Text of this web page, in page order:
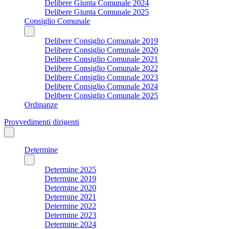
Delibere Giunta Comunale 2024
Delibere Giunta Comunale 2025
Consiglio Comunale
Delibere Consiglio Comunale 2019
Delibere Consiglio Comunale 2020
Delibere Consiglio Comunale 2021
Delibere Consiglio Comunale 2022
Delibere Consiglio Comunale 2023
Delibere Consiglio Comunale 2024
Delibere Consiglio Comunale 2025
Ordinanze
Provvedimenti dirigenti
Determine
Determine 2025
Determine 2019
Determine 2020
Determine 2021
Determine 2022
Determine 2023
Determine 2024